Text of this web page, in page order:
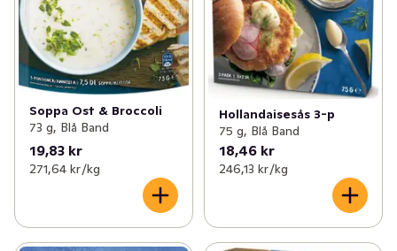
Soppa Ost & Broccoli
73 g, Blå Band
19,83 kr
271,64 kr /kg
Hollandaisesås 3-p
75 g, Blå Band
18,46 kr
246,13 kr /kg